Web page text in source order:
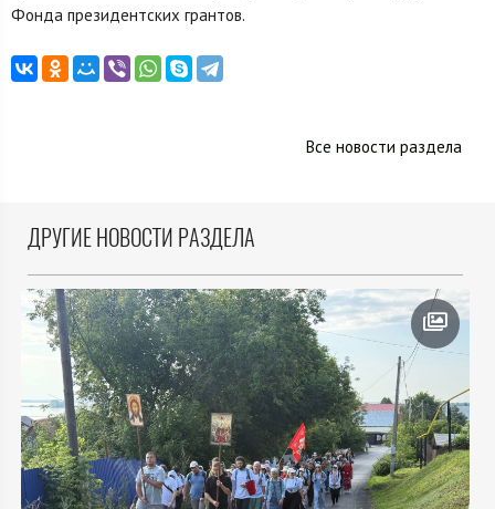
Фонда президентских грантов.
Все новости раздела
ДРУГИЕ НОВОСТИ РАЗДЕЛА